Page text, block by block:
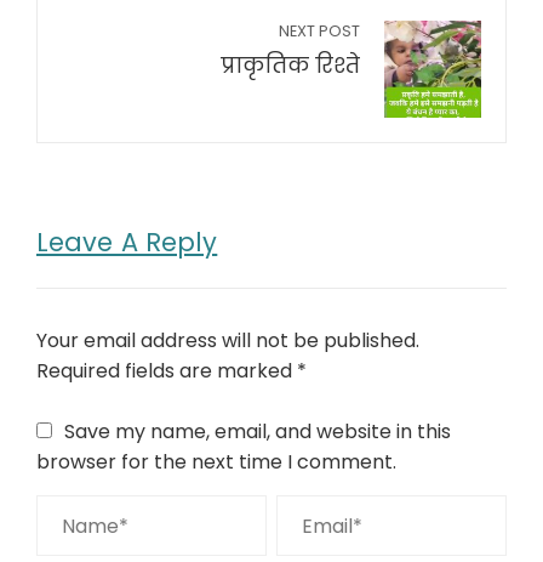
NEXT POST
प्राकृतिक रिश्ते
Leave A Reply
Your email address will not be published.
Required fields are marked *
Save my name, email, and website in this
browser for the next time I comment.